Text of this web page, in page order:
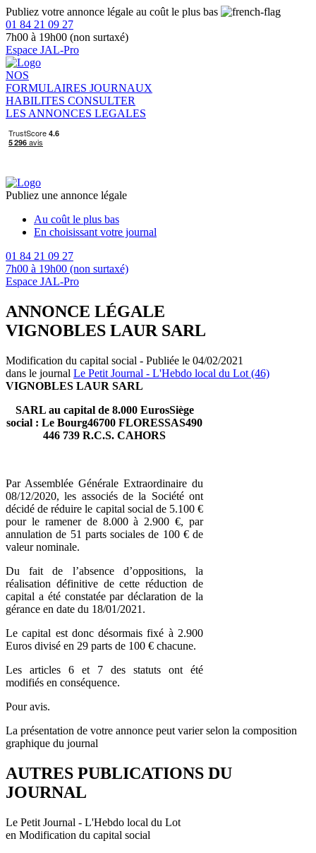
Publiez votre annonce légale au coût le plus bas
01 84 21 09 27
7h00 à 19h00 (non surtaxé)
Espace JAL-Pro
NOS
FORMULAIRES JOURNAUX
HABILITES CONSULTER
LES ANNONCES LEGALES
Publiez une annonce légale
Au coût le plus bas
En choisissant votre journal
01 84 21 09 27
7h00 à 19h00 (non surtaxé)
Espace JAL-Pro
ANNONCE LÉGALE
VIGNOBLES LAUR SARL
Modification du capital social - Publiée le 04/02/2021
dans le journal Le Petit Journal - L'Hebdo local du Lot (46)
VIGNOBLES LAUR SARL
SARL au capital de 8.000 EurosSiège
social : Le Bourg46700 FLORESSAS490
446 739 R.C.S. CAHORS
Par Assemblée Générale Extraordinaire du
08/12/2020, les associés de la Société ont
décidé de réduire le capital social de 5.100 €
pour le ramener de 8.000 à 2.900 €, par
annulation de 51 parts sociales de 100 € de
valeur nominale.
Du fait de l’absence d’oppositions, la
réalisation définitive de cette réduction de
capital a été constatée par déclaration de la
gérance en date du 18/01/2021.
Le capital est donc désormais fixé à 2.900
Euros divisé en 29 parts de 100 € chacune.
Les articles 6 et 7 des statuts ont été
modifiés en conséquence.
Pour avis.
La présentation de votre annonce peut varier selon la composition
graphique du journal
AUTRES PUBLICATIONS DU
JOURNAL
Le Petit Journal - L'Hebdo local du Lot
en Modification du capital social